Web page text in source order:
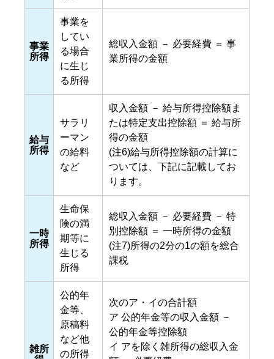
事業
所得
事業を
してい
る場合
に生じ
る所得
総収入金額 － 必要経費 ＝ 事
業所得の金額
給与
所得
サラリ
ーマン
の給料
など
収入金額 － 給与所得控除額ま
たは特定支出控除額 ＝ 給与所
得の金額
(注6)給与所得控除額の計算に
ついては、下記に記載してお
ります。
一時
所得
生命保
険の満
期等に
生じる
所得
総収入金額 － 必要経費 － 特
別控除額 ＝ 一時所得の金額
(注7)所得の2分の1の額を総合
課税
雑所
公的年
金等、
原稿料
など他
の所得
次のア・イの合計額
ア 公的年金等の収入金額 －
公的年金等控除額
イ アを除く雑所得の総収入金